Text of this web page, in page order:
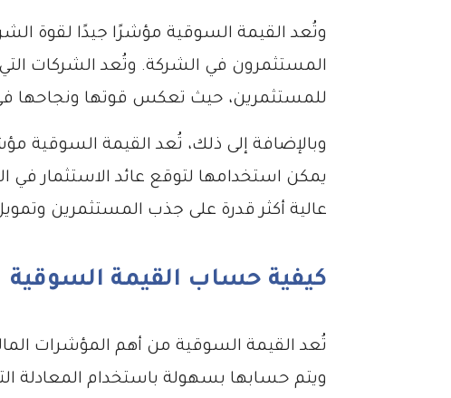
وتُعد القيمة السوقية مؤشرًا جيدًا لقوة
المستثمرون في الشركة. وتُعد الشركات التي
للمستثمرين، حيث تعكس قوتها ونجاحها
وبالإضافة إلى ذلك، تُعد القيمة السوقية
يمكن استخدامها لتوقع عائد الاستثمار
عالية أكثر قدرة على جذب المستثمرين
كيفية حساب القيمة السوقية
تُعد القيمة السوقية من أهم المؤشرات
ويتم حسابها بسهولة باستخدام المعادلة